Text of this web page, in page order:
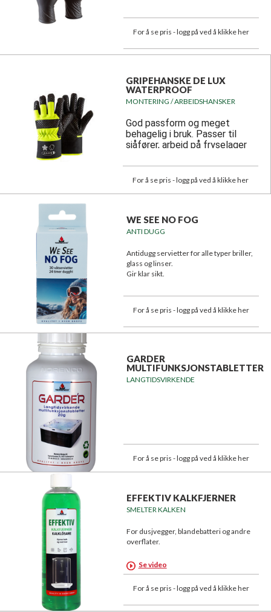
For å se pris - logg på ved å klikke her
GRIPEHANSKE DE LUX
WATERPROOF
MONTERING / ARBEIDSHANSKER
God passform og meget
behagelig i bruk. Passer til
sjåfører, arbeid på fryselager
kalde forhold.
For å se pris - logg på ved å klikke her
WE SEE NO FOG
ANTI DUGG
Antidugg servietter for alle typer briller,
glass og linser.
Gir klar sikt.
For å se pris - logg på ved å klikke her
GARDER
MULTIFUNKSJONSTABLETTER
LANGTIDSVIRKENDE
For å se pris - logg på ved å klikke her
EFFEKTIV KALKFJERNER
SMELTER KALKEN
For dusjvegger, blandebatteri og andre
overflater.
Se video
For å se pris - logg på ved å klikke her